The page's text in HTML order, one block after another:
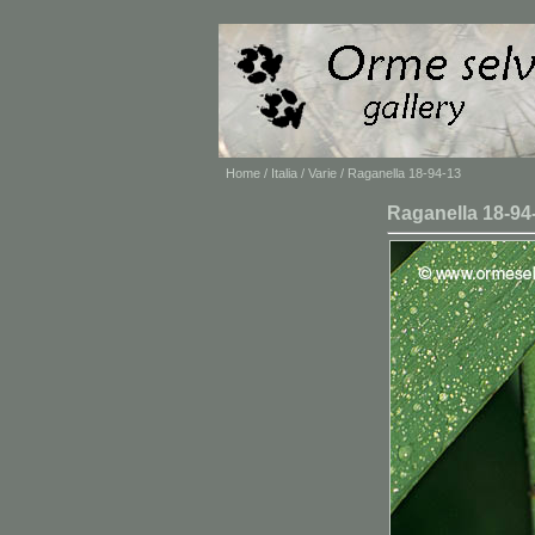
Home / Italia / Varie / Raganella 18-94-13
Raganella 18-